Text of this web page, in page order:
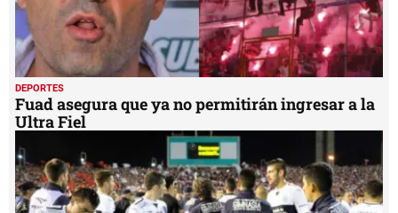
DEPORTES
Fuad asegura que ya no permitirán ingresar a la
Ultra Fiel